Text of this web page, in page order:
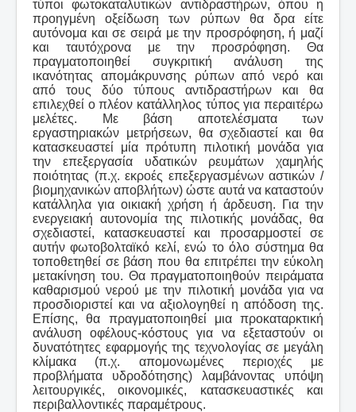
τύποι φωτοκαταλυτικών αντιδραστήρων, όπου η
προηγμένη οξείδωση των ρύπων θα δρα είτε
αυτόνομα και σε σειρά με την προσρόφηση, ή μαζί
και ταυτόχρονα με την προσρόφηση. Θα
πραγματοποιηθεί συγκριτική ανάλυση της
ικανότητας απομάκρυνσης ρύπων από νερό και
από τους δύο τύπους αντιδραστήρων και θα
επιλεχθεί ο πλέον κατάλληλος τύπος για περαιτέρω
μελέτες. Με βάση αποτελέσματα των
εργαστηριακών μετρήσεων, θα σχεδιαστεί και θα
κατασκευαστεί μία πρότυπη πιλοτική μονάδα για
την επεξεργασία υδατικών ρευμάτων χαμηλής
ποιότητας (π.χ. εκροές επεξεργασμένων αστικών /
βιομηχανικών αποβλήτων) ώστε αυτά να καταστούν
κατάλληλα για οικιακή χρήση ή άρδευση. Για την
ενεργειακή αυτονομία της πιλοτικής μονάδας, θα
σχεδιαστεί, κατασκευαστεί και προσαρμοστεί σε
αυτήν φωτοβολταϊκό κελί, ενώ το όλο σύστημα θα
τοποθετηθεί σε βάση που θα επιτρέπει την εύκολη
μετακίνηση του. Θα πραγματοποιηθούν πειράματα
καθαρισμού νερού με την πιλοτική μονάδα για να
προσδιοριστεί και να αξιολογηθεί η απόδοση της.
Επίσης, θα πραγματοποιηθεί μια προκαταρκτική
ανάλυση οφέλους-κόστους για να εξεταστούν οι
δυνατότητες εφαρμογής της τεχνολογίας σε μεγάλη
κλίμακα (π.χ. απομονωμένες περιοχές με
προβλήματα υδροδότησης) λαμβάνοντας υπόψη
λειτουργικές, οικονομικές, κατασκευαστικές και
περιβαλλοντικές παραμέτρους.